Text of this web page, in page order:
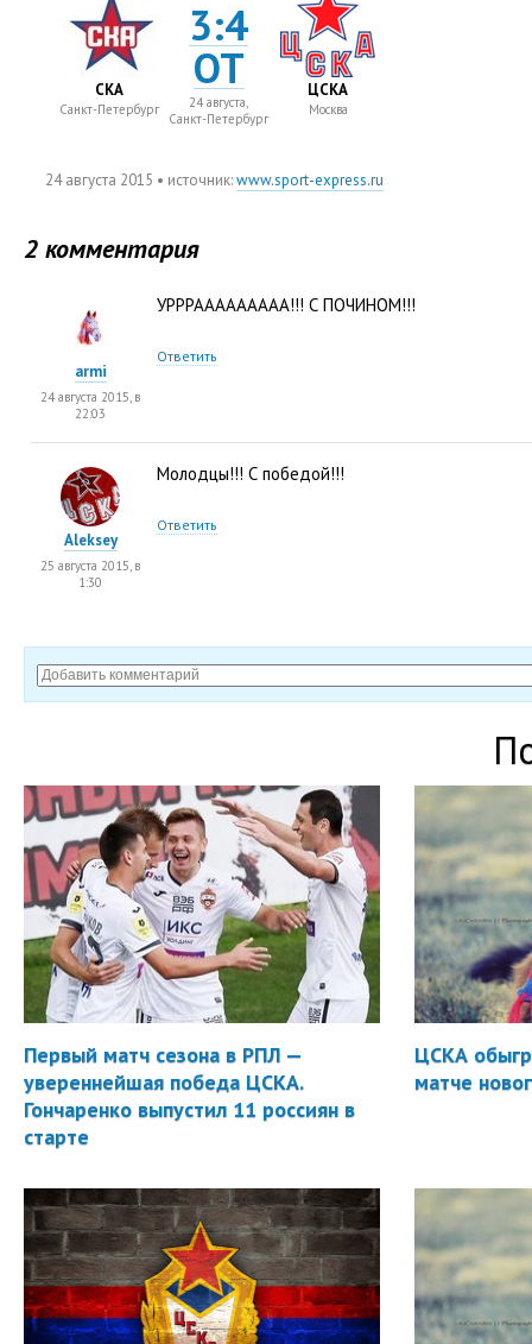
СКА
Санкт-Петербург
3:4
ОТ
24 августа,
Санкт-Петербург
ЦСКА
Москва
24 августа 2015 • источник:www.sport-express.ru
2 комментария
УРРРААААААААА!!! С ПОЧИНОМ!!!
Ответить
armi
24 августа 2015, в
22:03
Молодцы!!! С победой!!!
Ответить
Aleksey
25 августа 2015, в
1:30
Первый матч сезона в РПЛ —
увереннейшая победа ЦСКА.
Гончаренко выпустил 11 россиян в
старте
ЦСКА
матче